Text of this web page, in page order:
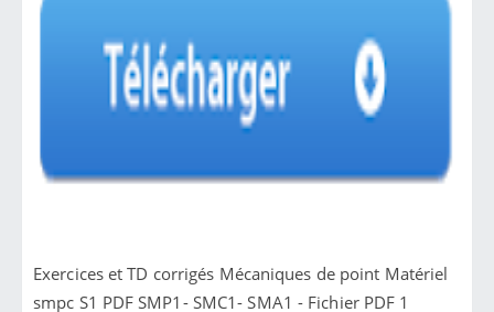
Exercices et TD corrigés Mécaniques de point Matériel
smpc S1 PDF SMP1- SMC1- SMA1 - Fichier PDF 1